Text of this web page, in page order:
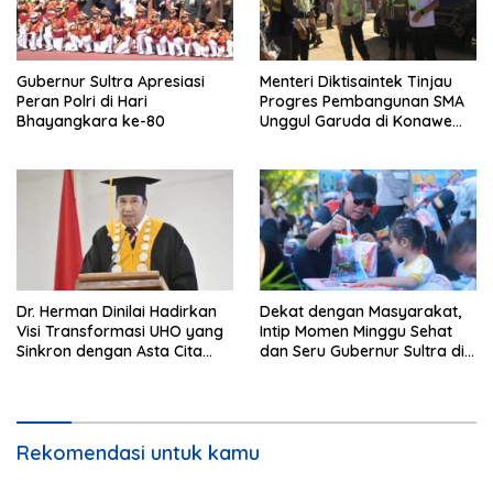
Gubernur Sultra Apresiasi
Peran Polri di Hari
Bhayangkara ke-80
Menteri Diktisaintek Tinjau
Progres Pembangunan SMA
Unggul Garuda di Konawe
Dr. Herman Dinilai Hadirkan
Visi Transformasi UHO yang
Sinkron dengan Asta Cita
Dekat dengan Masyarakat,
Intip Momen Minggu Sehat
dan Seru Gubernur Sultra di
Rekomendasi untuk kamu